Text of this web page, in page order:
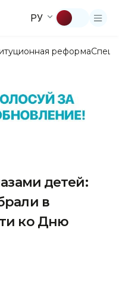
РУ
реформа
детей:
в
ко Дню